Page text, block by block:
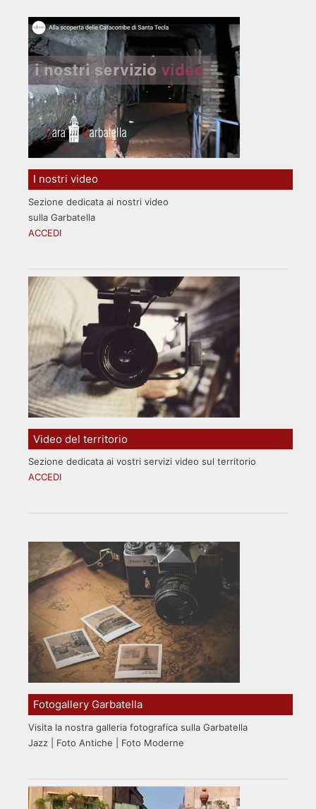
I nostri video
Sezione dedicata ai nostri video
sulla Garbatella
ACCEDI
Video del territorio
Sezione dedicata ai vostri servizi video sul territorio
ACCEDI
Fotogallery Garbatella
Visita la nostra galleria fotografica sulla Garbatella
Jazz | Foto Antiche | Foto Moderne